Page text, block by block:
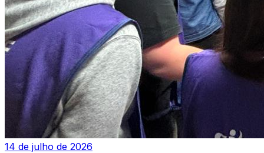
14 de julho de 2026